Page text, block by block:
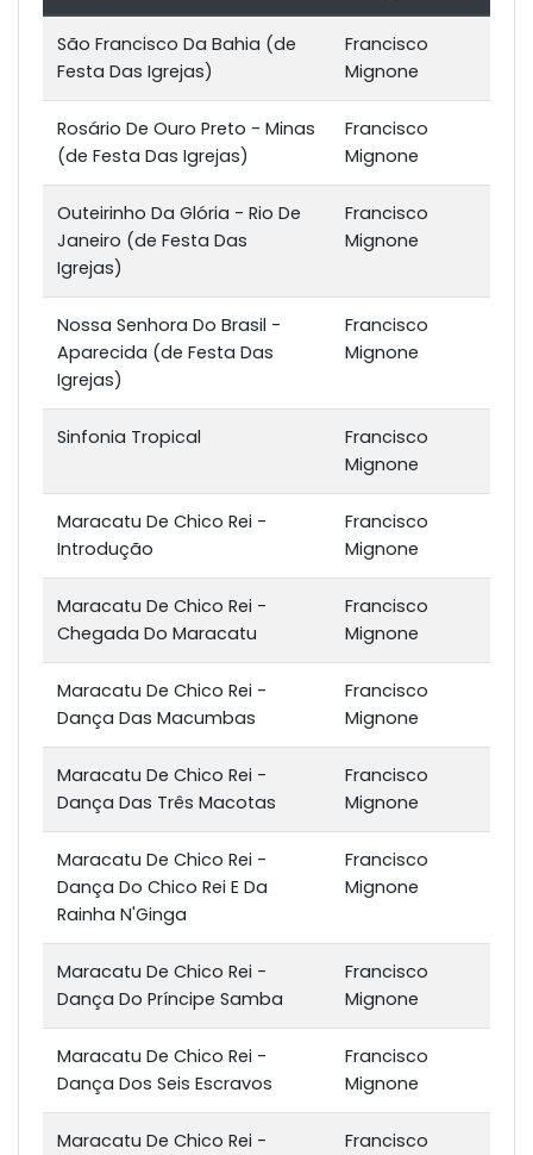
São Francisco Da Bahia (de
Festa Das Igrejas)
Francisco
Mignone
Rosário De Ouro Preto - Minas
(de Festa Das Igrejas)
Francisco
Mignone
Outeirinho Da Glória - Rio De
Janeiro (de Festa Das
Igrejas)
Francisco
Mignone
Nossa Senhora Do Brasil -
Aparecida (de Festa Das
Igrejas)
Francisco
Mignone
Sinfonia Tropical
Francisco
Mignone
Maracatu De Chico Rei -
Introdução
Francisco
Mignone
Maracatu De Chico Rei -
Chegada Do Maracatu
Francisco
Mignone
Maracatu De Chico Rei -
Dança Das Macumbas
Francisco
Mignone
Maracatu De Chico Rei -
Dança Das Três Macotas
Francisco
Mignone
Maracatu De Chico Rei -
Dança Do Chico Rei E Da
Rainha N'Ginga
Francisco
Mignone
Maracatu De Chico Rei -
Dança Do Príncipe Samba
Francisco
Mignone
Maracatu De Chico Rei -
Dança Dos Seis Escravos
Francisco
Mignone
Maracatu De Chico Rei -
Francisco